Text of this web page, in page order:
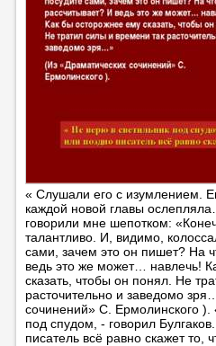
« Слушали его с изумлением.
каждой новой главы
говорили мне шепотком:
талантливо. И, видимо,
сами, зачем это он пишет? На
ведь это же может… навлечь!
сказать, чтобы он понял. Не
расточительно и заведомо
сочинений» С. Ермолинского ).
под спудом, - говорил
писатель всё равно скажет то,